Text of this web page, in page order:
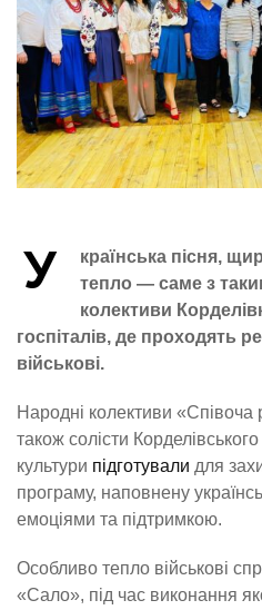
У
країнська пісня,
тепло — саме з
колективи
госпіталів, де проходять
військові.
Народні колективи «Співоча
також солісти
культури підготували для
програму, наповнену
емоціями та підтримкою.
Особливо тепло військові
«Сало», під час виконання